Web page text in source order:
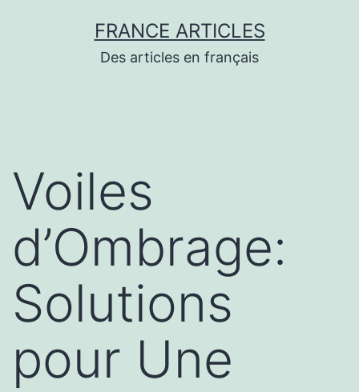
FRANCE ARTICLES
Des articles en français
Voiles
d’Ombrage:
Solutions
pour Une